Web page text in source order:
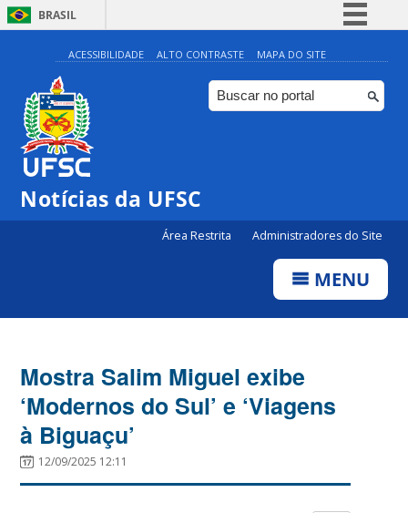
BRASIL
Simplifique!
Comunica BR
Participe
ACESSIBILIDADE ALTO CONTRASTE MAPA DO SITE
Notícias da UFSC
Área Restrita Administradores do Site
MENU
Mostra Salim Miguel exibe
‘Modernos do Sul’ e ‘Viagens
à Biguaçu’
12/09/2025 12:11